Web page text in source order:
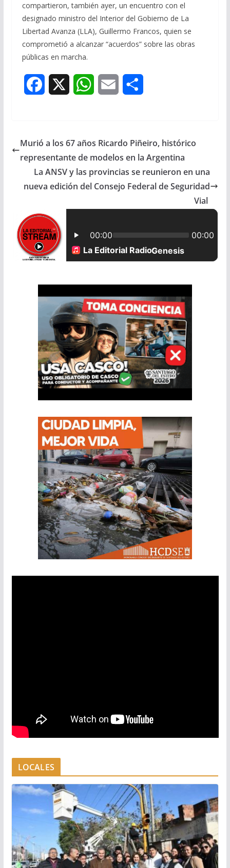
compartieron, también ayer, un encuentro con el
designado ministro del Interior del Gobierno de La
Libertad Avanza (LLA), Guillermo Francos, quien se
comprometió a alcanzar “acuerdos” sobre las obras
públicas en marcha.
e
b
o
k
W
t
A
p
i
l
r
Murió a los 67 años Ricardo Piñeiro, histórico
representante de modelos en la Argentina
La ANSV y las provincias se reunieron en una
nueva edición del Consejo Federal de Seguridad
Vial
LOCALES